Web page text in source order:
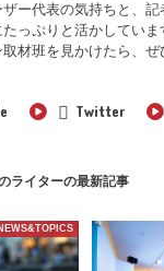
ー代表の気持ちと、記
っぷりと活かしてい
材班を見かけたら、ぜ
Twitter
ライターの最新記事